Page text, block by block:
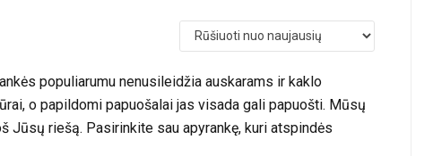
populiarumu nenusileidžia auskarams ir kaklo
o papildomi papuošalai jas visada gali papuošti. Mūsų
Jūsų riešą. Pasirinkite sau apyrankę, kuri atspindės